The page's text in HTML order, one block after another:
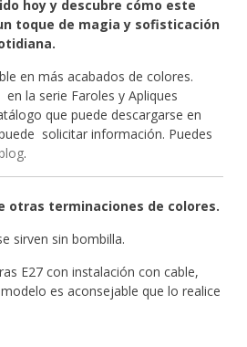
hoy y descubre cómo este
toque de magia y sofisticación
en más acabados de colores.
la serie Faroles y Apliques
que puede descargarse en
solicitar información. Puedes
.
otras terminaciones de colores.
sirven sin bombilla.
E27 con instalación con cable,
es aconsejable que lo realice